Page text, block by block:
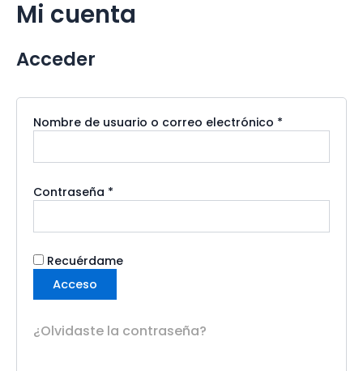
contenido
Mi cuenta
Acceder
Nombre de usuario o correo electrónico *
Contraseña *
Obligatorio
Recuérdame
Acceso
¿Olvidaste la contraseña?